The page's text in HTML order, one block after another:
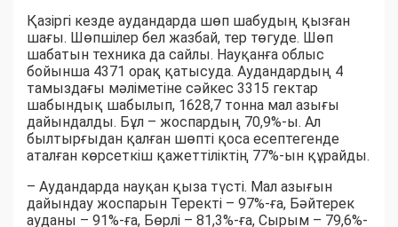
Қазіргі кезде аудандарда шөп шабудың қызған
шағы. Шөпшілер бел жазбай, тер төгуде. Шөп
шабатын техника да сайлы. Науқанға облыс
бойынша 4371 орақ қатысуда. Аудандардың 4
тамыздағы мәліметіне сәйкес 3315 гектар
шабындық шабылып, 1628,7 тонна мал азығы
дайындалды. Бұл – жоспардың 70,9%-ы. Ал
былтырғыдан қалған шөпті қоса есептегенде
аталған көрсеткіш қажеттіліктің 77%-ын құрайды.
– Аудандарда науқан қыза түсті. Мал азығын
дайындау жоспарын Теректі – 97%-ға, Бәйтерек
ауданы – 91%-ға, Бөрлі – 81,3%-ға, Сырым – 79,6%-